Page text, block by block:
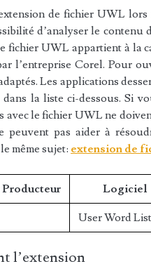
de fichier UWL
d’analyser le contenu
fichier UWL appartient à la
l’entreprise Corel. Pour
Les applications
la liste ci-dessous. Si
avec le fichier UWL ne
peuvent pas aider à
même sujet: extension de
Producteur Logiciel
User Word
l’extension